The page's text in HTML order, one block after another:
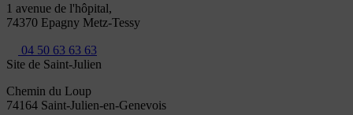
1 avenue de l'hôpital,
74370 Epagny Metz-Tessy
04 50 63 63 63
Site de Saint-Julien
Chemin du Loup
74164 Saint-Julien-en-Genevois